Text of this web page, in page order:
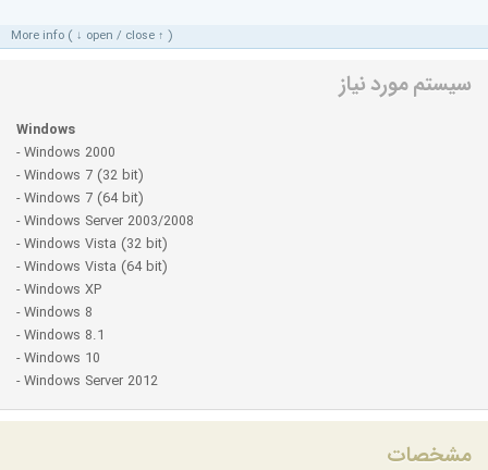
More info ( ↓ open / close ↑ )
سیستم مورد نیاز
Windows
- Windows 2000
- Windows 7 (32 bit)
- Windows 7 (64 bit)
- Windows Server 2003/2008
- Windows Vista (32 bit)
- Windows Vista (64 bit)
- Windows XP
- Windows 8
- Windows 8.1
- Windows 10
- Windows Server 2012
مشخصات